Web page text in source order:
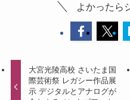
よかったら
大宮光陵高校 さいたま国
際芸術祭 レガシー作品展
示 デジタルとアナログが